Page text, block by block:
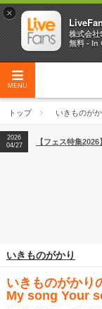
MENU
トップ いきものが
2026
04/27
2026
【ライブ動員ラ
2026
04/27
【フェス特集
いきものがかり
いきものがかり
My song Your
×
株式会
無料 - In